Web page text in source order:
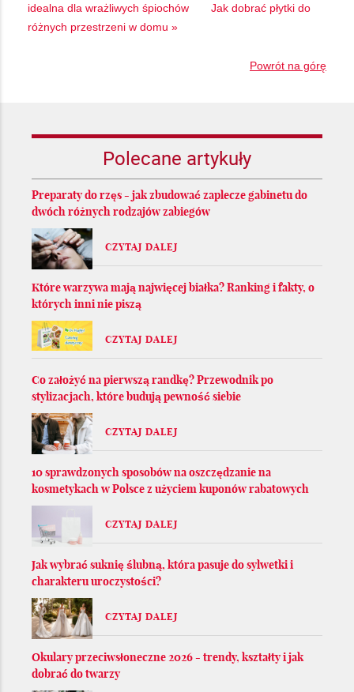
idealna dla wrażliwych śpiochów
Jak dobrać płytki do
różnych przestrzeni w domu »
Powrót na górę
Polecane artykuły
Preparaty do rzęs - jak zbudować zaplecze gabinetu do
dwóch różnych rodzajów zabiegów
CZYTAJ DALEJ
Które warzywa mają najwięcej białka? Ranking i fakty, o
których inni nie piszą
CZYTAJ DALEJ
Co założyć na pierwszą randkę? Przewodnik po
stylizacjach, które budują pewność siebie
CZYTAJ DALEJ
10 sprawdzonych sposobów na oszczędzanie na
kosmetykach w Polsce z użyciem kuponów rabatowych
CZYTAJ DALEJ
Jak wybrać suknię ślubną, która pasuje do sylwetki i
charakteru uroczystości?
CZYTAJ DALEJ
Okulary przeciwsłoneczne 2026 - trendy, kształty i jak
dobrać do twarzy